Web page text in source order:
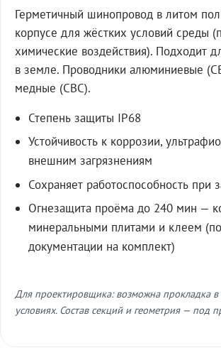
Герметичный шинопровод в литом
корпусе для жёстких условий среды
химические воздействия). Подходит
в земле. Проводники алюминиевые
медные (СВС).
Степень защиты IP68
Устойчивость к коррозии,
внешним загрязнениям
Сохраняет работоспособность при
Огнезащита проёма до 240 мин —
минеральными плитами и клеем (по
документации на комплект)
Для проектировщика: возможна прокладка
условиях. Состав секций и геометрия — под